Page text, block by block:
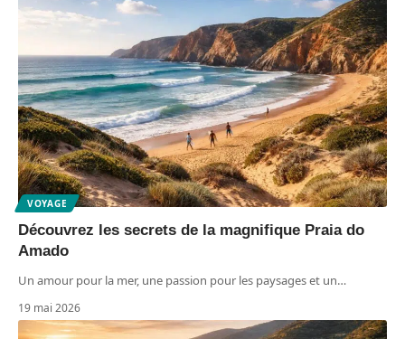
VOYAGE
Découvrez les secrets de la magnifique Praia do
Amado
Un amour pour la mer, une passion pour les paysages et un…
19 mai 2026